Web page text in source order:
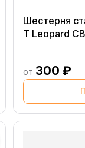
Шестерня
T Leopard
от 300 ₽